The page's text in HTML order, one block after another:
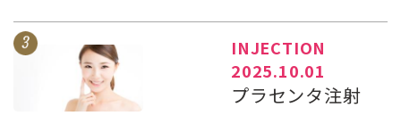
INJECTION
2025.10.01
プラセンタ注射